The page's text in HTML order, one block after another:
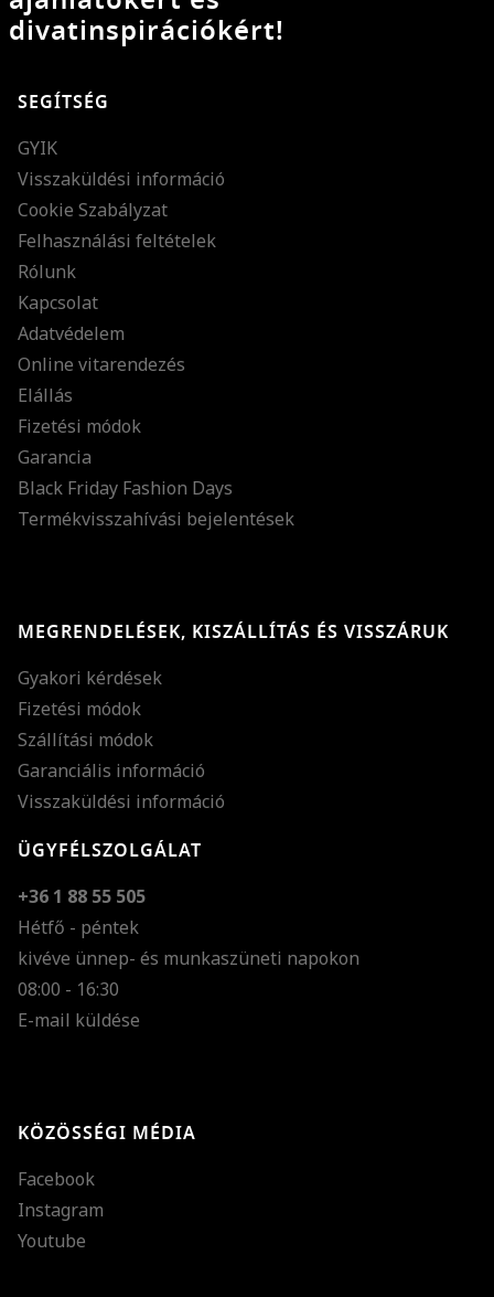
divatinspirációkért!
SEGÍTSÉG
GYIK
Visszaküldési információ
Cookie Szabályzat
Felhasználási feltételek
Rólunk
Kapcsolat
Adatvédelem
Online vitarendezés
Elállás
Fizetési módok
Garancia
Black Friday Fashion Days
Termékvisszahívási bejelentések
MEGRENDELÉSEK, KISZÁLLÍTÁS ÉS VISSZÁRUK
Gyakori kérdések
Fizetési módok
Szállítási módok
Garanciális információ
Visszaküldési információ
ÜGYFÉLSZOLGÁLAT
+36 1 88 55 505
Hétfő - péntek
kivéve ünnep- és munkaszüneti napokon
08:00 - 16:30
E-mail küldése
KÖZÖSSÉGI MÉDIA
Facebook
Instagram
Youtube